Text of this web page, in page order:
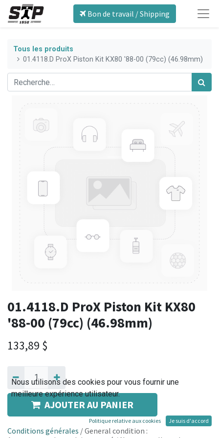
Bon de travail / Shipping
Tous les produits
01.4118.D ProX Piston Kit KX80 '88-00 (79cc) (46.98mm)
01.4118.D ProX Piston Kit KX80
'88-00 (79cc) (46.98mm)
133,89 $
AJOUTER AU PANIER
Conditions générales / General condition :
Nous utilisons des cookies pour vous fournir une
meilleure expérience utilisateur.
Politique relative aux cookies Je suis d'accord